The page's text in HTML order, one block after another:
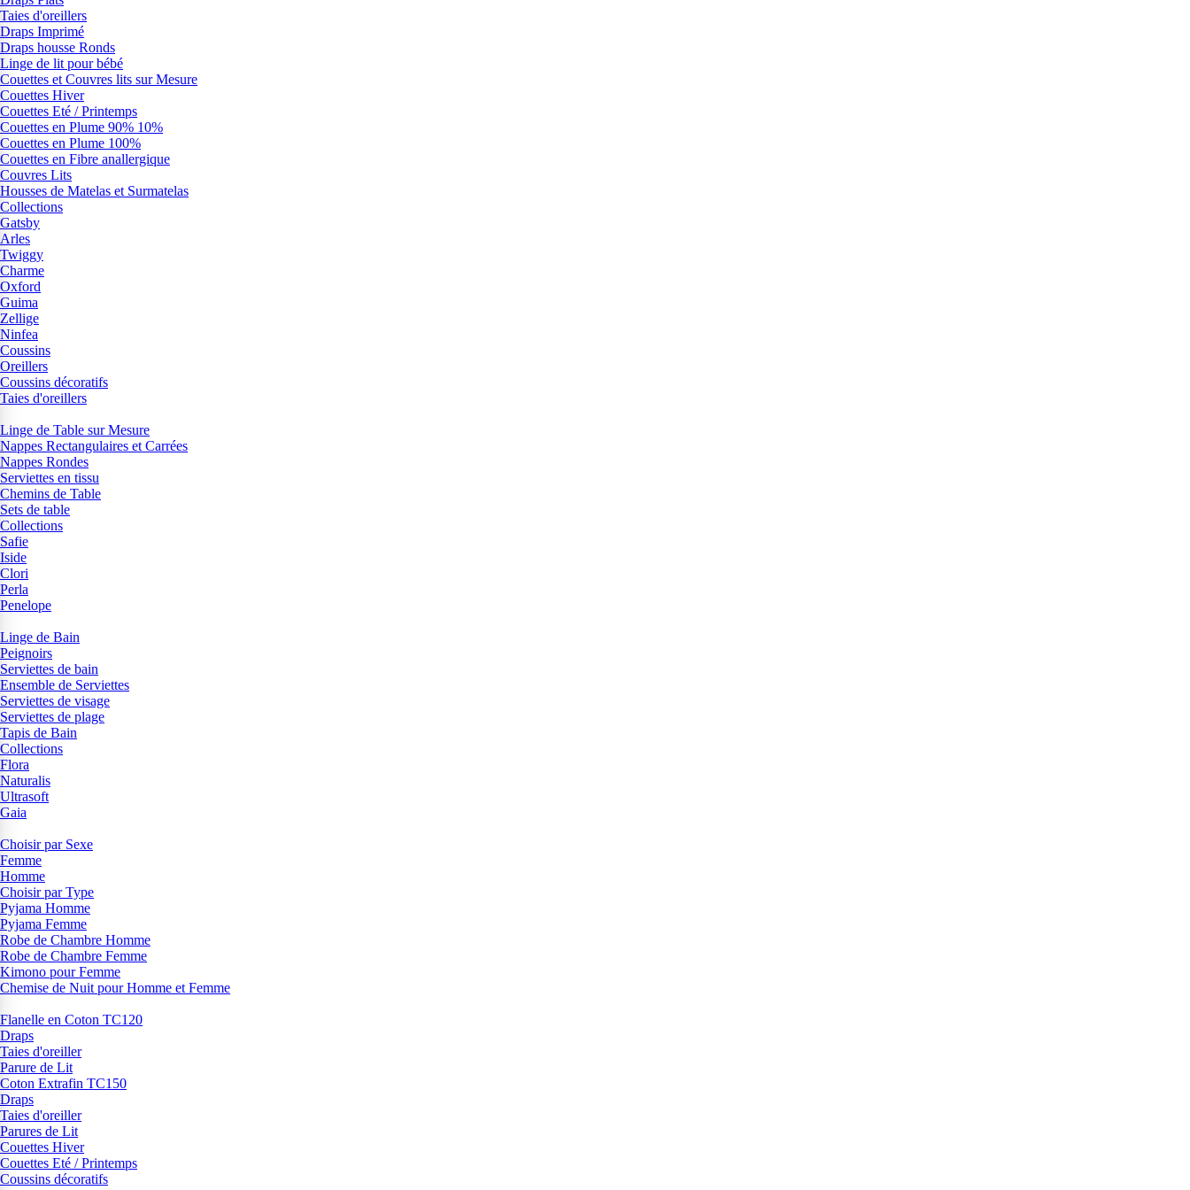
Taies d'oreillers
Draps Imprimé
Draps housse Ronds
Linge de lit pour bébé
Couettes et Couvres lits sur Mesure
Couettes Hiver
Couettes Eté / Printemps
Couettes en Plume 90% 10%
Couettes en Plume 100%
Couettes en Fibre anallergique
Couvres Lits
Housses de Matelas et Surmatelas
Collections
Gatsby
Arles
Twiggy
Charme
Oxford
Guima
Zellige
Ninfea
Coussins
Oreillers
Coussins décoratifs
Taies d'oreillers
Linge de Table sur Mesure
Nappes Rectangulaires et Carrées
Nappes Rondes
Serviettes en tissu
Chemins de Table
Sets de table
Collections
Safie
Iside
Clori
Perla
Penelope
Linge de Bain
Peignoirs
Serviettes de bain
Ensemble de Serviettes
Serviettes de visage
Serviettes de plage
Tapis de Bain
Collections
Flora
Naturalis
Ultrasoft
Gaia
Choisir par Sexe
Femme
Homme
Choisir par Type
Pyjama Homme
Pyjama Femme
Robe de Chambre Homme
Robe de Chambre Femme
Kimono pour Femme
Chemise de Nuit pour Homme et Femme
Flanelle en Coton TC120
Draps
Taies d'oreiller
Parure de Lit
Coton Extrafin TC150
Draps
Taies d'oreiller
Parures de Lit
Couettes Hiver
Couettes Eté / Printemps
Coussins décoratifs